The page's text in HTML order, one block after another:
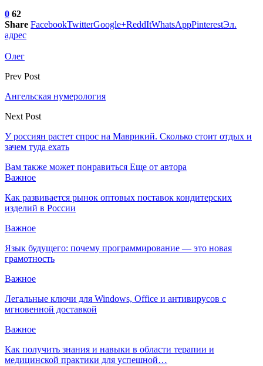
0 62
Share FacebookTwitterGoogle+ReddItWhatsAppPinterestЭл.
адрес
Олег
Prev Post
Ангельская нумерология
Next Post
У россиян растет спрос на Маврикий. Сколько стоит отдых и
зачем туда ехать
Вам также может понравиться Еще от автора
Важное
Как развивается рынок оптовых поставок кондитерских
изделий в России
Важное
Язык будущего: почему программирование — это новая
грамотность
Важное
Легальные ключи для Windows, Office и антивирусов с
мгновенной доставкой
Важное
Как получить знания и навыки в области терапии и
медицинской практики для успешной…